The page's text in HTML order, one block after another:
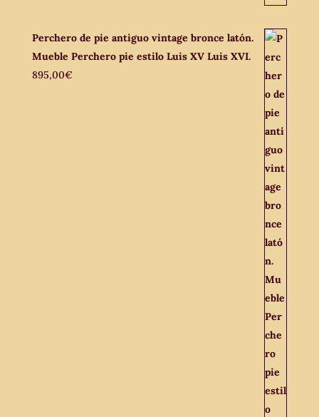
Perchero de pie antiguo vintage bronce latón.
Mueble Perchero pie estilo Luis XV Luis XVI.
895,00€